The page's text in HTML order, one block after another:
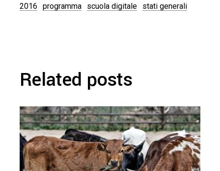
2016 programma scuola digitale stati generali
Related posts